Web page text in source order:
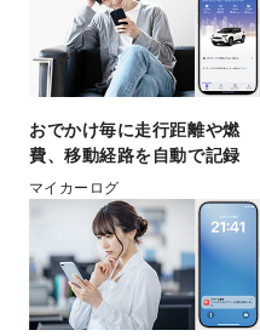
おでかけ毎に走行距離や燃
費、移動経路を自動で記録
マイカーログ